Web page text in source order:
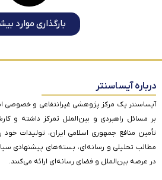
بارگذاری موارد
درباره آیساسنتر
آیساسنتر یک مرکز پژوهشی غیرانتفاعی و خصوصی
بر مسائل راهبردی و بین‌الملل تمرکز داشته و
تأمین منافع جمهوری اسلامی ایران، تولیدات
مطالب تحلیلی و رسانه‌ای، بسته‌های پیشنهادی
در عرصه بین‌الملل و فضای رسانه‌ای ارائه می‌کنند.